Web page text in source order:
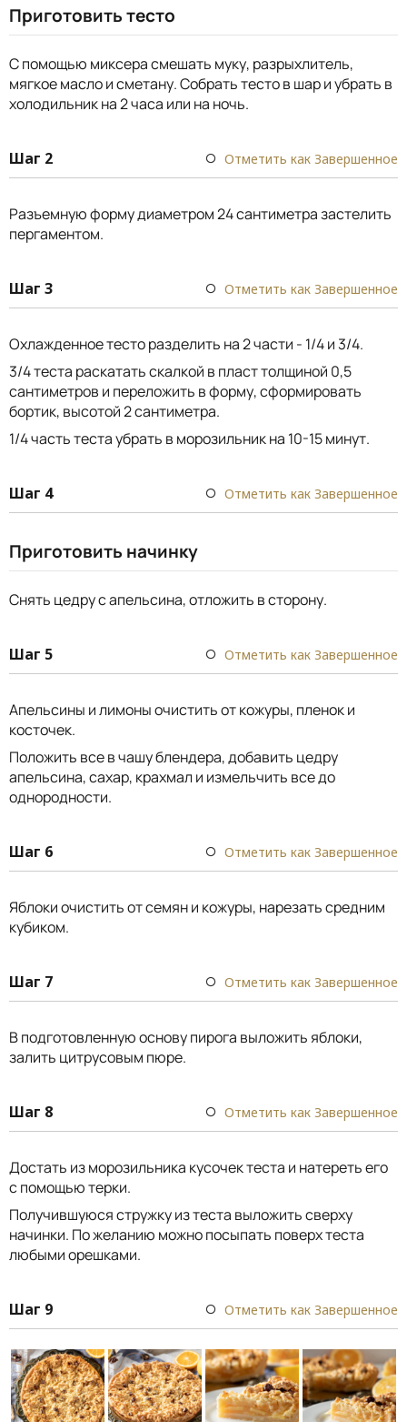
Приготовить тесто
С помощью миксера смешать муку, разрыхлитель,
мягкое масло и сметану. Собрать тесто в шар и убрать в
холодильник на 2 часа или на ночь.
Шаг 2 Отметить как Завершенное
Разъемную форму диаметром 24 сантиметра застелить
пергаментом.
Шаг 3 Отметить как Завершенное
Охлажденное тесто разделить на 2 части - 1/4 и 3/4.
3/4 теста раскатать скалкой в пласт толщиной 0,5
сантиметров и переложить в форму, сформировать
бортик, высотой 2 сантиметра.
1/4 часть теста убрать в морозильник на 10-15 минут.
Шаг 4 Отметить как Завершенное
Приготовить начинку
Снять цедру с апельсина, отложить в сторону.
Шаг 5 Отметить как Завершенное
Апельсины и лимоны очистить от кожуры, пленок и
косточек.
Положить все в чашу блендера, добавить цедру
апельсина, сахар, крахмал и измельчить все до
однородности.
Шаг 6 Отметить как Завершенное
Яблоки очистить от семян и кожуры, нарезать средним
кубиком.
Шаг 7 Отметить как Завершенное
В подготовленную основу пирога выложить яблоки,
залить цитрусовым пюре.
Шаг 8 Отметить как Завершенное
Достать из морозильника кусочек теста и натереть его
с помощью терки.
Получившуюся стружку из теста выложить сверху
начинки. По желанию можно посыпать поверх теста
любыми орешками.
Шаг 9 Отметить как Завершенное